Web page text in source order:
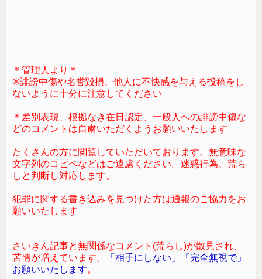
＊管理人より＊
※誹謗中傷や名誉毀損、他人に不快感を与える投稿をし
ないように十分に注意してください
＊差別表現、根拠なき在日認定、一般人への誹謗中傷な
どのコメントは自粛いただくようお願いいたします
たくさんの方に閲覧していただいております。無意味な
文字列のコピペなどはご遠慮ください。迷惑行為、荒ら
しと判断し対応します。
犯罪に関する書き込みを見つけた方は通報のご協力をお
願いいたします
さいきん記事と無関係なコメント(荒らし)が散見され、
苦情が増えています。
「相手にしない」「完全無視で」
お願いいたします。